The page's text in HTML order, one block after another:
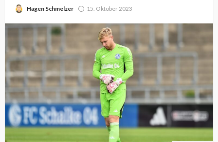
Hagen Schmelzer 15. Oktober 2023